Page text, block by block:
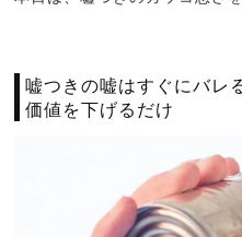
嘘つきの嘘はすぐにバレ
価値を下げるだけ